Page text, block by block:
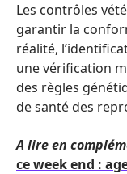
Les contrôles
garantir la
réalité,
une vérification
des règles
de santé des
A lire en
ce week end :